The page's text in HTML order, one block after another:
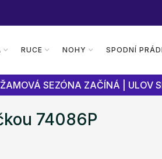
RUCE NOHY SPODNÍ
SEZÓNA ZAČÍNÁ | ULOV
74086P